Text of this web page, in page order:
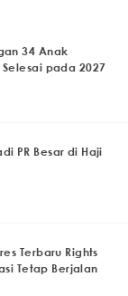
34 Anak
Selesai pada 2027
PR Besar di Haji
Terbaru Rights
Tetap Berjalan